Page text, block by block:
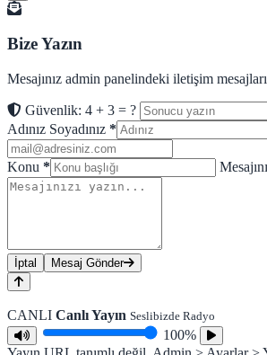
Bize Yazın
Mesajınız admin panelindeki iletişim
Güvenlik: 4 + 3 = ?
Adınız Soyadınız *
Konu *
İptal Mesaj Gönder
CANLI Canlı Yayın Seslibizde Radyo
100%